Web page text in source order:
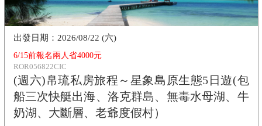
6/15前報名兩人省4000元
ROR056822CIC
(週六)帛琉私房旅程～星象島原生態5日遊(包
船三次快艇出海、洛克群島、無毒水母湖、牛
奶湖、大斷層、老爺度假村）
2026/08/22 (六)